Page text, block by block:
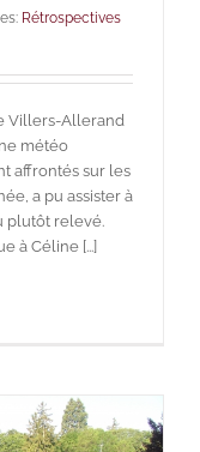
Rétrospectives
Villers-Allerand
météo
affrontés sur les
a pu assister à
plutôt relevé.
à Céline [...]